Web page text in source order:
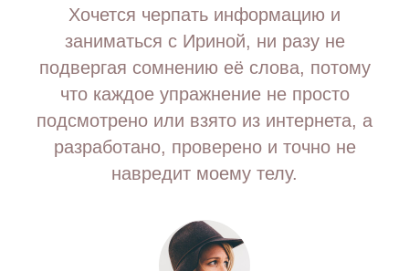
Хочется черпать информацию и
заниматься с Ириной, ни разу не
подвергая сомнению её слова, потому
что каждое упражнение не просто
подсмотрено или взято из интернета, а
разработано, проверено и точно не
навредит моему телу.